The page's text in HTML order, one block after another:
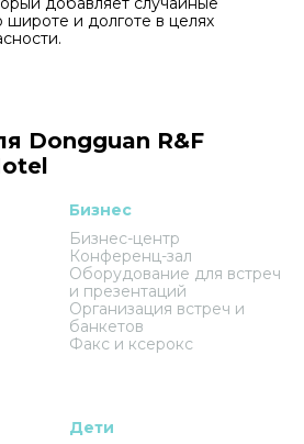
и долготе в целях
Dongguan R&F
Бизнес
Бизнес-центр
Конференц-зал
Оборудование для встреч
и презентаций
Организация встреч и
банкетов
Факс и ксерокс
Дети